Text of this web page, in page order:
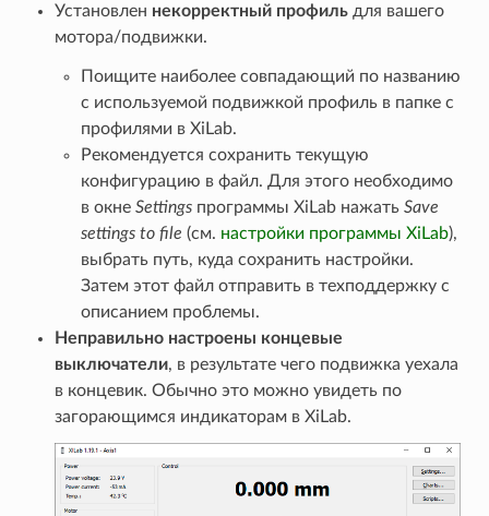
Установлен некорректный профильдля вашего
мотора/подвижки.
Поищите наиболее совпадающий по названию
с используемой подвижкой профиль в папке с
профилями в XiLab.
Рекомендуется сохранить текущую
конфигурацию в файл. Для этого необходимо
в окне Settingsпрограммы XiLab нажать Save
settings to file (см. настройки программы XiLab),
выбрать путь, куда сохранить настройки.
Затем этот файл отправить в техподдержку с
описанием проблемы.
Неправильно настроены концевые
выключатели, в результате чего подвижка уехала
в концевик. Обычно это можно увидеть по
загорающимся индикаторам в XiLab.